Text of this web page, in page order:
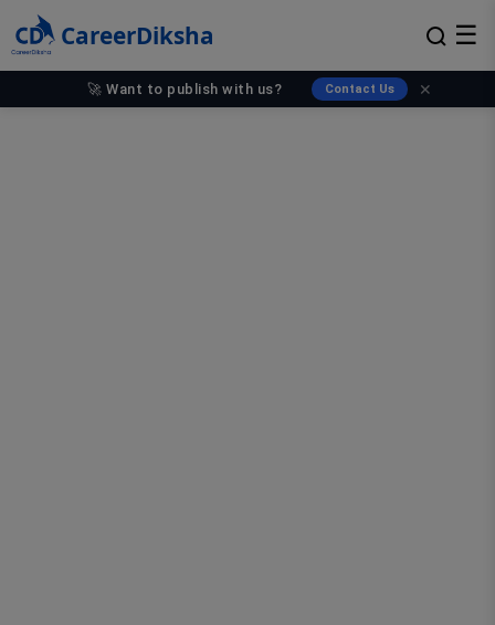
CareerDiksha ☰
🚀 Want to publish with us? Contact Us ✕